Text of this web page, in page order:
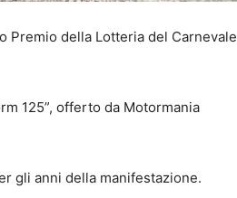
Premio della Lotteria del Carnevale
125”, offerto da Motormania
gli anni della manifestazione.